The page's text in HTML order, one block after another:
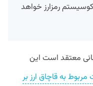
رمزارز خواهد
معتقد است این
به قاچاق ارز بر